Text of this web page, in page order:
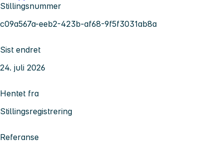
Stillingsnummer
c09a567a-eeb2-423b-af68-9f5f3031ab8a
Sist endret
24. juli 2026
Hentet fra
Stillingsregistrering
Referanse